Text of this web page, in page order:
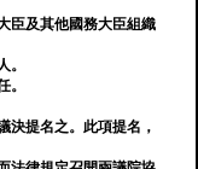
臣及其他國務大臣組織
。
。
決提名之。此項提名，